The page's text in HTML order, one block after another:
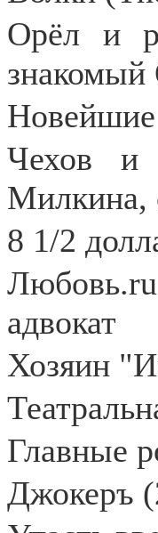
Орёл и
знакомый
Новейшие
Чехов и
Милкина,
8 1/2
адвокат
Хозяин
Главные
Джокеръ